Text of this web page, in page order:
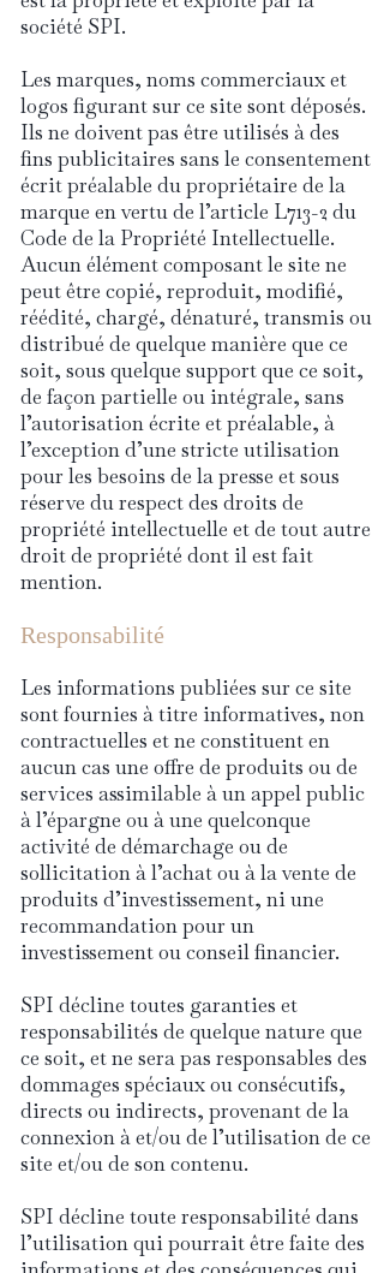
société SPI.
Les marques, noms commerciaux et
logos figurant sur ce site sont déposés.
Ils ne doivent pas être utilisés à des
fins publicitaires sans le consentement
écrit préalable du propriétaire de la
marque en vertu de l’article L713-2 du
Code de la Propriété Intellectuelle.
Aucun élément composant le site ne
peut être copié, reproduit, modifié,
réédité, chargé, dénaturé, transmis ou
distribué de quelque manière que ce
soit, sous quelque support que ce soit,
de façon partielle ou intégrale, sans
l’autorisation écrite et préalable, à
l’exception d’une stricte utilisation
pour les besoins de la presse et sous
réserve du respect des droits de
propriété intellectuelle et de tout autre
droit de propriété dont il est fait
mention.
Responsabilité
Les informations publiées sur ce site
sont fournies à titre informatives, non
contractuelles et ne constituent en
aucun cas une offre de produits ou de
services assimilable à un appel public
à l’épargne ou à une quelconque
activité de démarchage ou de
sollicitation à l’achat ou à la vente de
produits d’investissement, ni une
recommandation pour un
investissement ou conseil financier.
SPI décline toutes garanties et
responsabilités de quelque nature que
ce soit, et ne sera pas responsables des
dommages spéciaux ou consécutifs,
directs ou indirects, provenant de la
connexion à et/ou de l’utilisation de ce
site et/ou de son contenu.
SPI décline toute responsabilité dans
l’utilisation qui pourrait être faite des